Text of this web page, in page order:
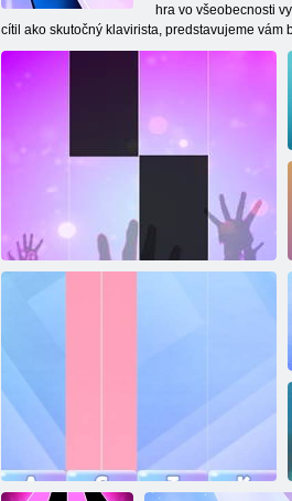
hra vo všeobecnosti
cítil ako skutočný klavirista, predstavujeme